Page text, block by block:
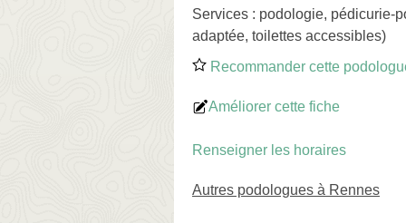
Services : podologie, pédicurie-
adaptée, toilettes accessibles)
Recommander cette
Améliorer cette fiche
Renseigner les horaires
Autres podologues à Rennes